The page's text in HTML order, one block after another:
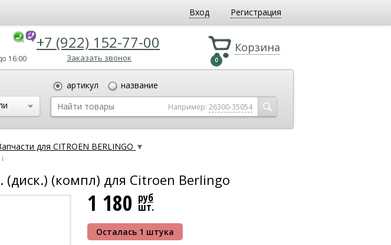
Вход Регистрация
Корзина
0
+7 (922) 152-77-00
16:00 Заказать звонок
артикул название
Например: 26300-35054
для CITROEN BERLINGO ▼
↓
(компл) для Citroen Berlingo
1 180 руб
шт.
Осталась 1 штука